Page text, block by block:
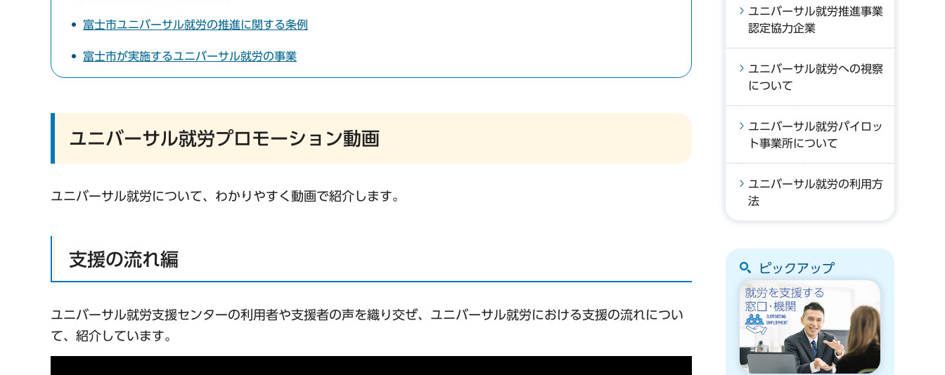
富士市ユニバーサル就労の推進に関する条例
富士市が実施するユニバーサル就労の事業
ユニバーサル就労プロモーション動画
ユニバーサル就労について、わかりやすく動画で紹介します。
支援の流れ編
ユニバーサル就労支援センターの利用者や支援者の声を織り交ぜ、ユニバーサル就労における支援の流れについ
て、紹介しています。
ユニバーサル就労推進事業
認定協力企業
ユニバーサル就労への視察
について
ユニバーサル就労パイロッ
ト事業所について
ユニバーサル就労の利用方
法
ピックアップ